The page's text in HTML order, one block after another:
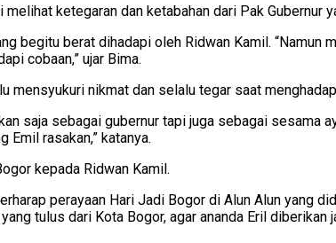
ketegaran dan ketabahan dari Pak Gubernur
begitu berat dihadapi oleh Ridwan Kamil. “Namun
cobaan,” ujar Bima.
nikmat dan selalu tegar saat
saja sebagai gubernur tapi juga sebagai sesama
Emil rasakan,” katanya.
kepada Ridwan Kamil.
perayaan Hari Jadi Bogor di Alun Alun yang
tulus dari Kota Bogor, agar ananda Eril